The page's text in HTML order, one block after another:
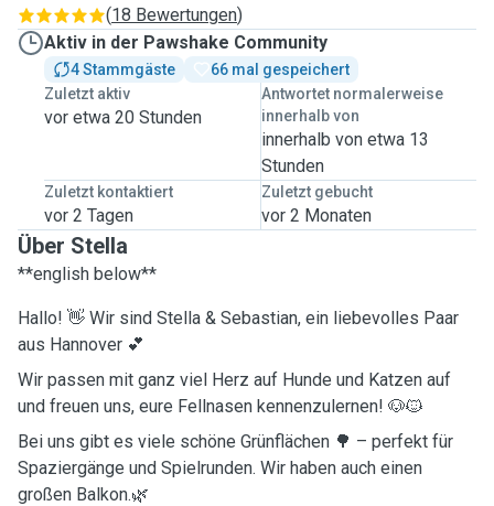
(18 Bewertungen)
Aktiv in der Pawshake Community
4 Stammgäste
66 mal gespeichert
Zuletzt aktiv
vor etwa 20 Stunden
Antwortet normalerweise
innerhalb von
innerhalb von etwa 13
Stunden
Zuletzt kontaktiert
vor 2 Tagen
Zuletzt gebucht
vor 2 Monaten
Über Stella
**english below**
Hallo! 👋 Wir sind Stella & Sebastian, ein liebevolles Paar
aus Hannover 💕
Wir passen mit ganz viel Herz auf Hunde und Katzen auf
und freuen uns, eure Fellnasen kennenzulernen! 🐶🐱
Bei uns gibt es viele schöne Grünflächen 🌳 – perfekt für
Spaziergänge und Spielrunden. Wir haben auch einen
großen Balkon.🌿